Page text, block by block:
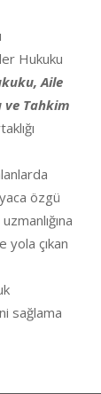
Hukuku
Aile
Tahkim
özgü
yola çıkan
sağlama